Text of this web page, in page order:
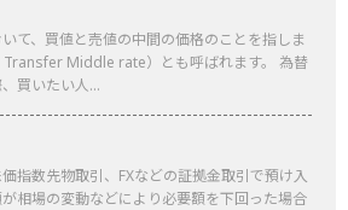
て、買値と売値の中間の価格のことを指しま
Middle rate）とも呼ばれます。 為替
買いたい人...
指数先物取引、FXなどの証拠金取引で預け入
相場の変動などにより必要額を下回った場合